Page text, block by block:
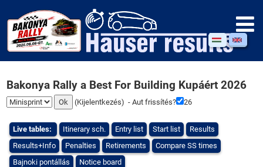
Bakonya Rally a Best For Building Kupáért 2026
(Kijelentkezés) - Aut frissítés? 26
Live tables: Itinerary sch. Entry list Start list
Results
Results+Info
Penalties Retirements
Compare SS times
Bajnoki pontállás
Notice board